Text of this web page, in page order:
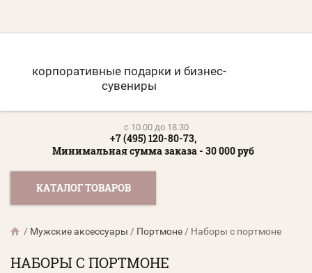
корпоративные подарки и бизнес-
сувениры
c 10.00 до 18.30
+7 (495) 120-80-73,
Минимальная сумма заказа - 30 000 руб
КАТАЛОГ ТОВАРОВ
/ Мужские аксессуары / Портмоне / Наборы с портмоне
НАБОРЫ С ПОРТМОНЕ